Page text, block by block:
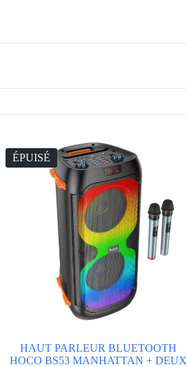
ÉPUISÉ
HAUT PARLEUR BLUETOOTH
HOCO BS53 MANHATTAN + DEUX